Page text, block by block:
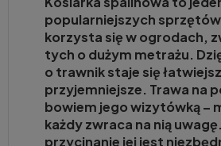
popularniejszych
korzysta się w ogrodach,
tych o dużym metrażu.
o trawnik staje się
przyjemniejsze. Trawa na
bowiem jego wizytówką –
każdy zwraca na nią
przycinanie jej jest